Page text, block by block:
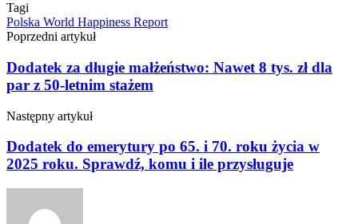
Tagi
Polska World Happiness Report
Poprzedni artykuł
Dodatek za długie małżeństwo: Nawet 8 tys. zł dla
par z 50-letnim stażem
Następny artykuł
Dodatek do emerytury po 65. i 70. roku życia w
2025 roku. Sprawdź, komu i ile przysługuje